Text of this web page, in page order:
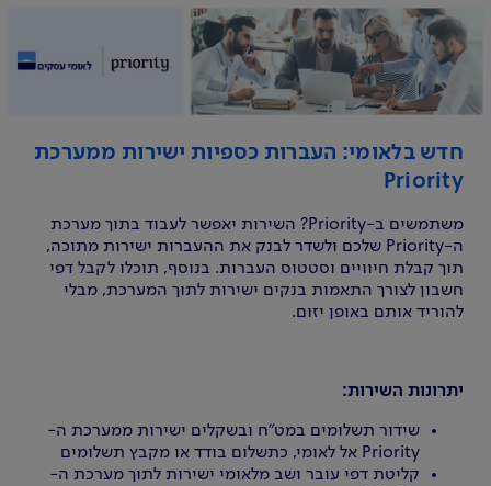
חדש בלאומי: העברות כספיות ישירות ממערכת
Priority
משתמשים ב-Priority? השירות יאפשר לעבוד בתוך מערכת
ה-Priority שלכם ולשדר לבנק את ההעברות ישירות מתוכה,
תוך קבלת חיוויים וסטטוס העברות. בנוסף, תוכלו לקבל דפי
חשבון לצורך התאמות בנקים ישירות לתוך המערכת, מבלי
להוריד אותם באופן יזום.
יתרונות השירות:
שידור תשלומים במט"ח ובשקלים ישירות ממערכת ה-
Priority אל לאומי, כתשלום בודד או מקבץ תשלומים
קליטת דפי עובר ושב מלאומי ישירות לתוך מערכת ה-